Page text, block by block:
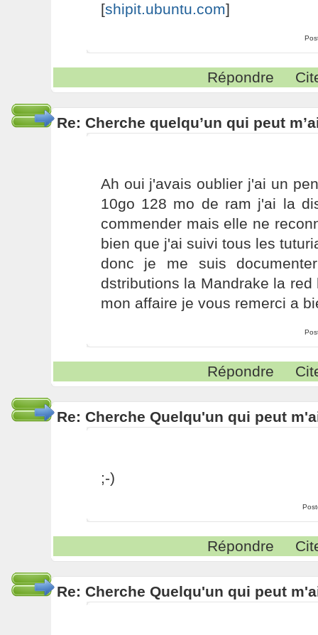
[shipit.ubuntu.com]
Répondre
Re: Cherche quelqu’un qui peut
Ah oui j'avais oublier j'ai un
10go 128 mo de ram j'ai la
commender mais elle ne
bien que j'ai suivi tous les
donc je me suis
dstributions la Mandrake la
mon affaire je vous remerci a
Répondre
Re: Cherche Quelqu'un qui peut
;-)
Répondre
Re: Cherche Quelqu'un qui peut